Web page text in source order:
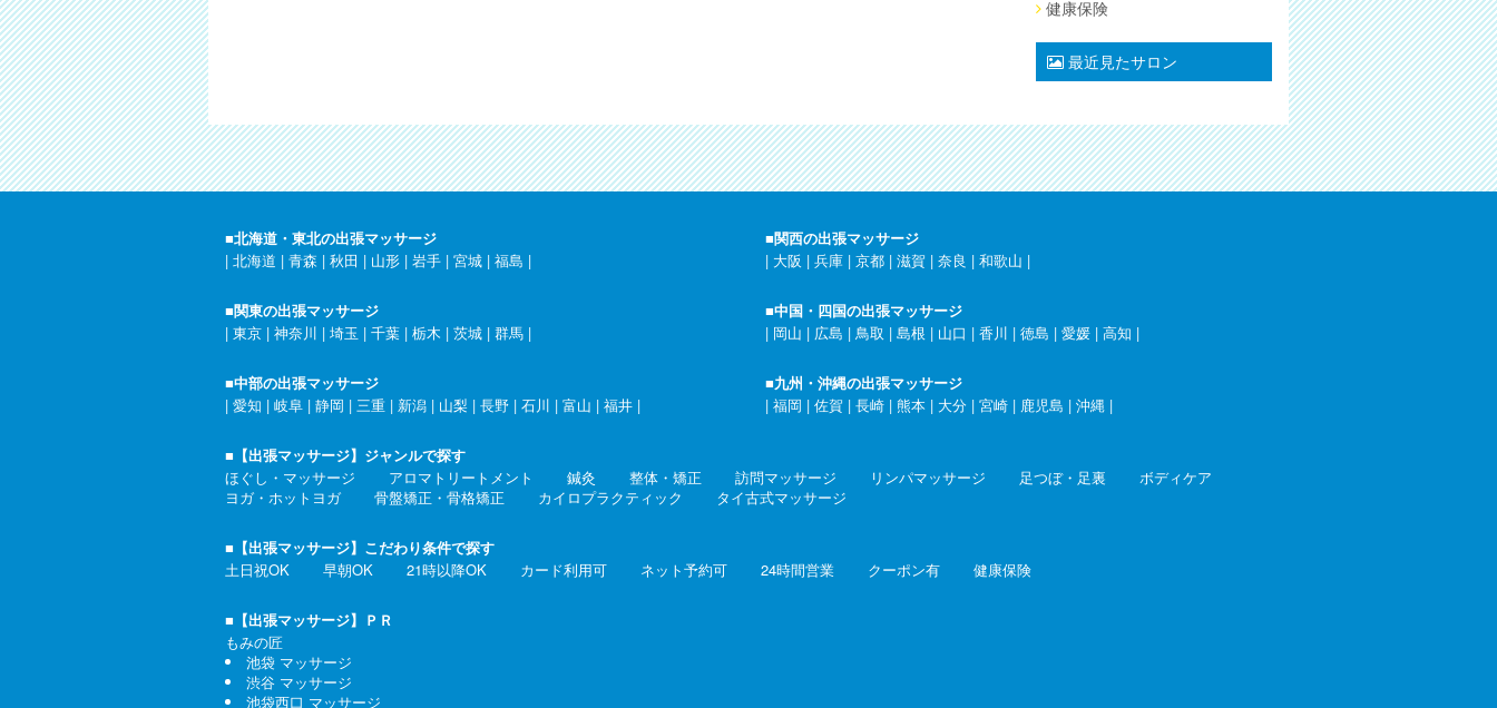
健康保険
最近見たサロン
■北海道・東北の出張マッサージ
| 北海道 | 青森 | 秋田 | 山形 | 岩手 | 宮城 | 福島 |
■関東の出張マッサージ
| 東京 | 神奈川 | 埼玉 | 千葉 | 栃木 | 茨城 | 群馬 |
■中部の出張マッサージ
| 愛知 | 岐阜 | 静岡 | 三重 | 新潟 | 山梨 | 長野 | 石川 | 富山 | 福井 |
■関西の出張マッサージ
| 大阪 | 兵庫 | 京都 | 滋賀 | 奈良 | 和歌山 |
■中国・四国の出張マッサージ
| 岡山 | 広島 | 鳥取 | 島根 | 山口 | 香川 | 徳島 | 愛媛 | 高知 |
■九州・沖縄の出張マッサージ
| 福岡 | 佐賀 | 長崎 | 熊本 | 大分 | 宮崎 | 鹿児島 | 沖縄 |
■【出張マッサージ】ジャンルで探す
ほぐし・マッサージ
アロマトリートメント 鍼灸 整体・矯正 訪問マッサージ リンパマッサージ 足つぼ・足裏
ボディケア
ヨガ・ホットヨガ
骨盤矯正・骨格矯正 カイロプラクティック タイ古式マッサージ
■【出張マッサージ】こだわり条件で探す
土日祝OK
早朝OK 21時以降OK カード利用可 ネット予約可 24時間営業 クーポン有 健康保険
■【出張マッサージ】ＰＲ
もみの匠
池袋 マッサージ
渋谷 マッサージ
池袋西口 マッサージ